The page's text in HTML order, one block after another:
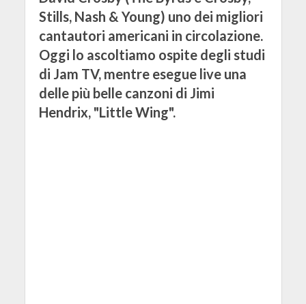
Stills, Nash & Young) uno dei migliori
cantautori americani in circolazione.
Oggi lo ascoltiamo ospite degli studi
di Jam TV, mentre esegue live una
delle più belle canzoni di Jimi
Hendrix, "Little Wing".